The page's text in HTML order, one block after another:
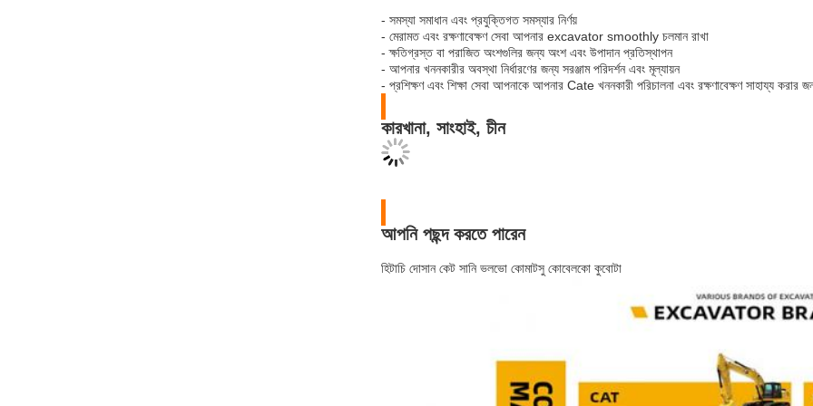
- সমস্যা সমাধান এবং প্রযুক্তিগত সমস্যার নির্ণয়
- মেরামত এবং রক্ষণাবেক্ষণ সেবা আপনার excavator smoothly চলমান রাখা
- ক্ষতিগ্রস্ত বা পরাজিত অংশগুলির জন্য অংশ এবং উপাদান প্রতিস্থাপন
- আপনার খননকারীর অবস্থা নির্ধারণের জন্য সরঞ্জাম পরিদর্শন এবং মূল্যায়ন
- প্রশিক্ষণ এবং শিক্ষা সেবা আপনাকে আপনার Cate খননকারী পরিচালনা এবং রক্ষণাবেক্ষণ সাহায্য করার
কারখানা, সাংহাই, চীন
আপনি পছন্দ করতে পারেন
হিটাচি দোসান কেট সানি ভলভো কোমাটসু কোবেলকো কুবোটা